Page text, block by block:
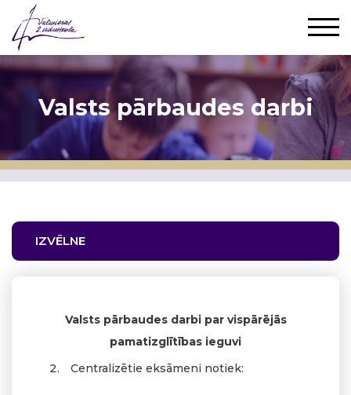
Valsts pārbaudes darbi
IZVĒLNE
Valsts pārbaudes darbi par vispārējās
pamatizglītības ieguvi
Centralizētie eksāmeni notiek: